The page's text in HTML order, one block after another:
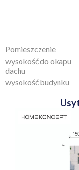
Pomieszczenie
wysokość do okapu
dachu
wysokość budynku